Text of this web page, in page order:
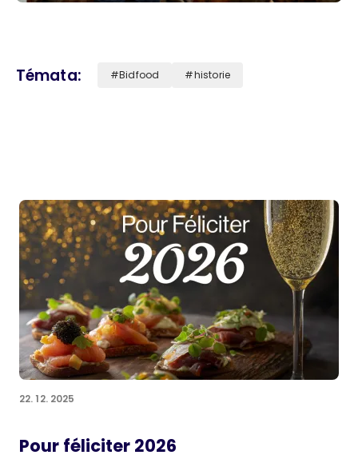
Témata Bidfood historie
22. 12. 2025
Pour féliciter 2026